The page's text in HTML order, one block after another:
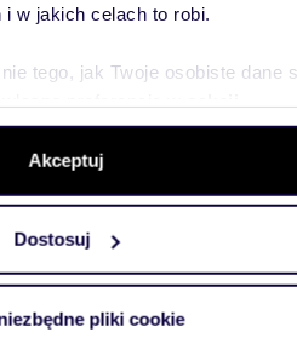
w jakich celach to robi.
tego, jak Twoje osobiste dane
plików cookie możesz zmienić
chwili.
i analizować ruch w
jak korzystasz z naszej witryny,
połączyć te informacje z
Akceptuj
Dostosuj
pliki cookie
65m